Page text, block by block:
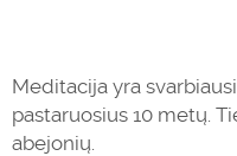
Meditacija yra
pastaruosius 10 metų.
abejonių.